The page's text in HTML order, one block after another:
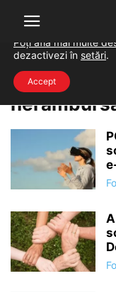
Home Tags Stiri
stiri
Folosim cookie-uri
situl nostru.
Poți afla mai multe
dezactivezi în setări.
Accept